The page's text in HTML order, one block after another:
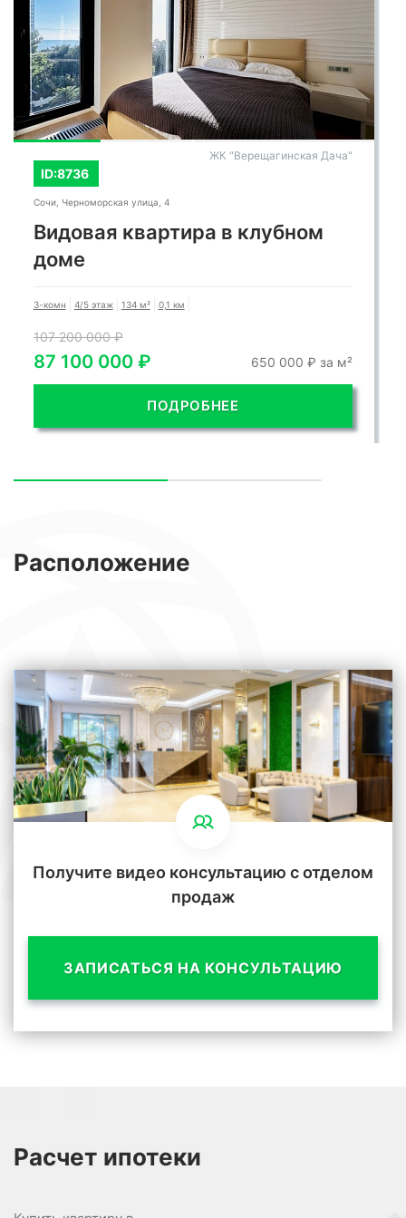
СМОТРЕТЬ ВСЕ ФОТОСМОТРЕТЬ ВСЕ ФОТО
ID:8736
ЖК "Верещагинская Дача"
Сочи, Черноморская улица, 4
Видовая квартира в клубном
доме
3-комн 4/5 этаж 134 м² 0,1 км
107 200 000 ₽
87 100 000 ₽ 650 000 ₽ за м²
ПОДРОБНЕЕ
Расположение
Получите видео консультацию с отделом
продаж
ЗАПИСАТЬСЯ НА КОНСУЛЬТАЦИЮ
Расчет ипотеки